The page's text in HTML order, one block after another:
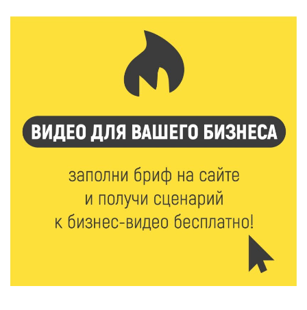
Арбуз без риска: на что обратить внимание при
покупке — советы Роскачества
8 Авг 2026 10:21 467
Виталий Королев рассказал о доступном спорте
для жителей Верхневолжья
«Эстафету чемпионов» провели на площади
Оленинского Дома культуры